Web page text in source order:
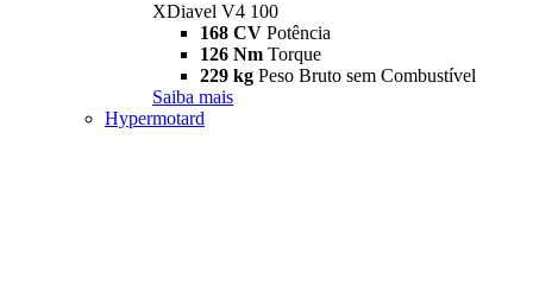
XDiavel V4 100
168 CV Potência
126 Nm Torque
229 kg Peso Bruto sem Combustível
Saiba mais
Hypermotard